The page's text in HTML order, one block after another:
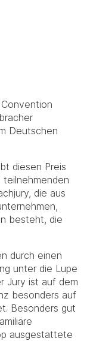
Deutschen
diesen Preis
teilnehmenden
die aus
besteht, die
durch einen
unter die Lupe
Jury ist auf dem
besonders auf
Besonders gut
ausgestattete